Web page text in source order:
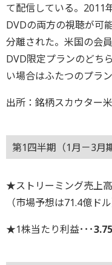
て配信している。2011
DVDの両方の視聴が可
分離された。米国の会
DVD限定プランのどち
い場合はふたつのプラ
出所：銘柄スカウター
第1四半期（1月－3月
★ストリーミング売上
（市場予想は71.4億ドル
★1株当たり利益･･･